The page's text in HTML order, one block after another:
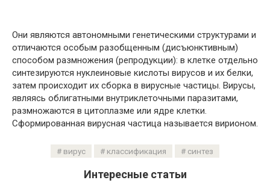
Они являются автономными генетическими структурами и
отличаются особым разобщенным (дисъюнктивным)
способом размножения (репродукции): в клетке отдельно
синтезируются нуклеиновые кислоты вирусов и их белки,
затем происходит их сборка в вирусные частицы. Вирусы,
являясь облигатными внутриклеточными паразитами,
размножаются в цитоплазме или ядре клетки.
Сформированная вирусная частица называется вирионом.
вирус классификация синтез
Интересные статьи